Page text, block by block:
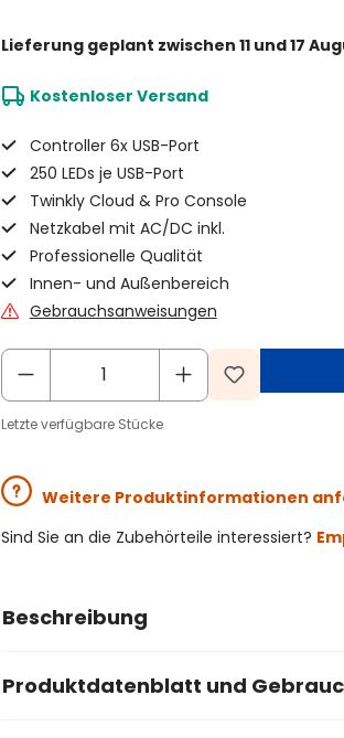
Lieferung geplant zwischen 11 und 17
Kostenloser Versand
Controller 6x USB-Port
250 LEDs je USB-Port
Twinkly Cloud & Pro Console
Netzkabel mit AC/DC inkl.
Professionelle Qualität
Innen- und Außenbereich
Gebrauchsanweisungen
Letzte verfügbare Stücke
Weitere Produktinformationen
Sind Sie an die Zubehörteile interessiert?
Beschreibung
Produktdatenblatt und